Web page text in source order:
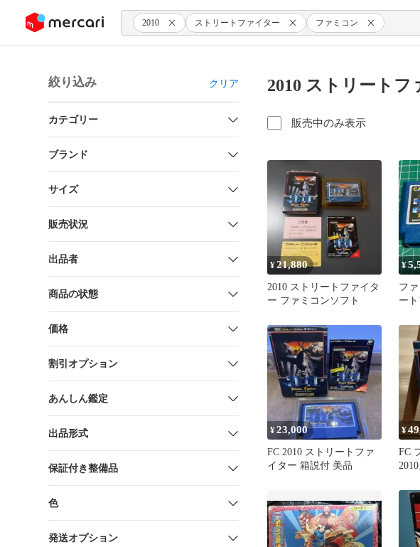
ツにスキップ 2010 ストリートファイター ファミコン
絞り込み クリア
カテゴリー
ブランド
サイズ
販売状況
出品者
商品の状態
価格
割引オプション
あんしん鑑定
出品形式
保証付き整備品
色
発送オプション
2010 ストリート
販売中のみ表示
¥21,880
2010 ストリートファイタ
ー ファミコンソフト
¥
フ
ー
¥23,000
FC 2010 ストリートファ
イター 箱説付 美品
¥
FC